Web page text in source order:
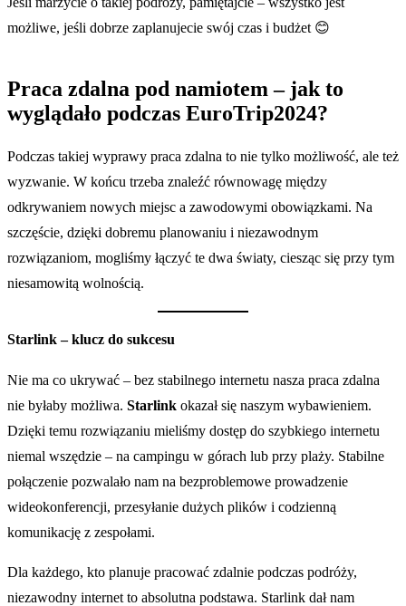
możliwe, jeśli dobrze zaplanujecie swój czas i budżet 😊
Praca zdalna pod namiotem – jak to
wyglądało podczas EuroTrip2024?
Podczas takiej wyprawy praca zdalna to nie tylko możliwość, ale też
wyzwanie. W końcu trzeba znaleźć równowagę między
odkrywaniem nowych miejsc a zawodowymi obowiązkami. Na
szczęście, dzięki dobremu planowaniu i niezawodnym
rozwiązaniom, mogliśmy łączyć te dwa światy, ciesząc się przy tym
niesamowitą wolnością.
Starlink – klucz do sukcesu
Nie ma co ukrywać – bez stabilnego internetu nasza praca zdalna
nie byłaby możliwa. Starlink okazał się naszym wybawieniem.
Dzięki temu rozwiązaniu mieliśmy dostęp do szybkiego internetu
niemal wszędzie – na campingu w górach lub przy plaży. Stabilne
połączenie pozwalało nam na bezproblemowe prowadzenie
wideokonferencji, przesyłanie dużych plików i codzienną
komunikację z zespołami.
Dla każdego, kto planuje pracować zdalnie podczas podróży,
niezawodny internet to absolutna podstawa. Starlink dał nam